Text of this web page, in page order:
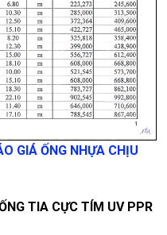
GIÁ ỐNG NHỰA CHỊU
TIA CỰC TÍM UV PPR